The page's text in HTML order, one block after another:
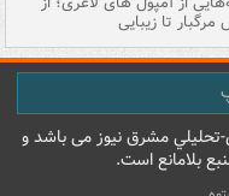
تا زیبایی
تحليلي مشرق نيوز می باشد و
بلامانع است.